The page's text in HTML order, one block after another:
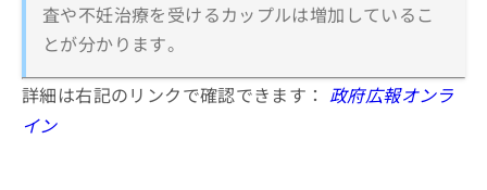
査や不妊治療を受けるカップルは増加しているこ
とが分かります。
詳細は右記のリンクで確認できます：政府広報オンラ
イン